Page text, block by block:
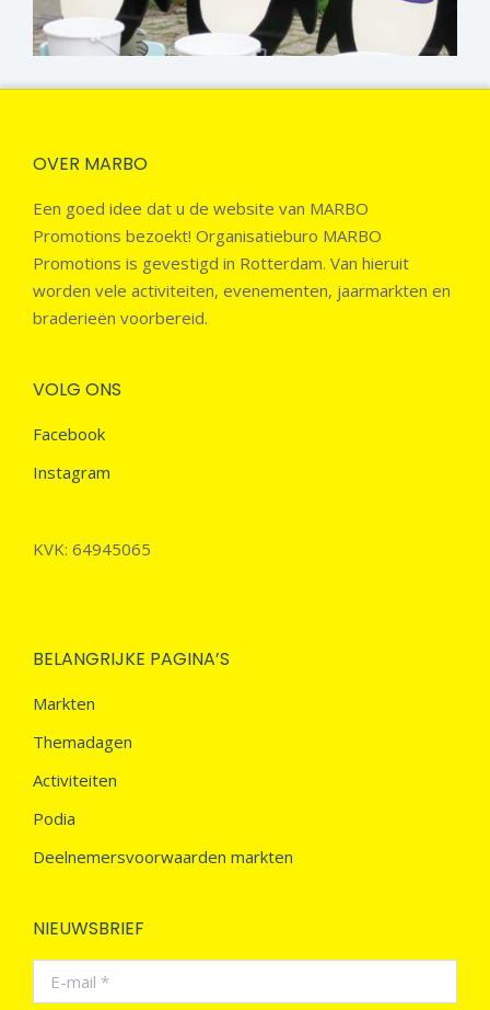
OVER MARBO
Een goed idee dat u de website van MARBO
Promotions bezoekt! Organisatieburo MARBO
Promotions is gevestigd in Rotterdam. Van hieruit
worden vele activiteiten, evenementen, jaarmarkten en
braderieën voorbereid.
VOLG ONS
Facebook
Instagram
KVK: 64945065
BELANGRIJKE PAGINA’S
Markten
Themadagen
Activiteiten
Podia
Deelnemersvoorwaarden markten
NIEUWSBRIEF
E-mail *